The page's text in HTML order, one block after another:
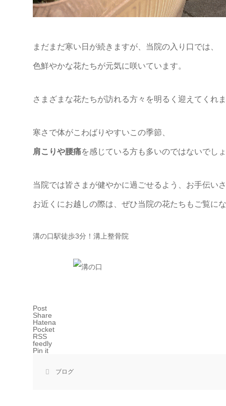
まだまだ寒い日が続きますが、当院の入り口では、
色鮮やかな花たちが元気に咲いています。
さまざまな花たちが訪れる方々を明るく迎えてくれ
寒さで体がこわばりやすいこの季節、
肩こりや腰痛を感じている方も多いのではないでし
当院では皆さまが健やかに過ごせるよう、お手伝い
お近くにお越しの際は、ぜひ当院の花たちもご覧に
溝の口駅徒歩3分！溝上整骨院
Post
Share
Hatena
Pocket
RSS
feedly
Pin it
ブログ